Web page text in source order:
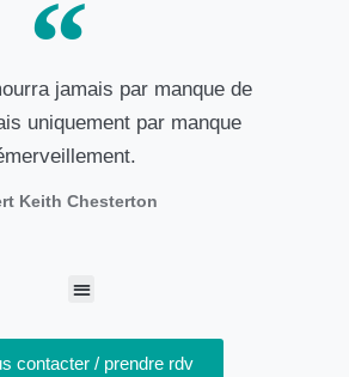
jamais par manque de
uniquement par manque
Keith Chesterton
contacter / prendre rdv